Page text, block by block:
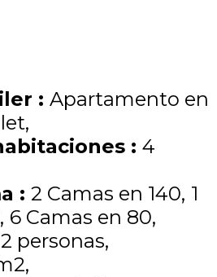
: Apartamento en
: 4
: 2 Camas en 140 1
6 Camas en 80
personas